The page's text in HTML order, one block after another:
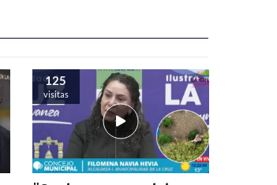
125
visitas